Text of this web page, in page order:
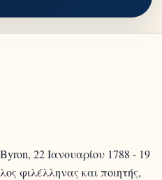
22 Ιανουαρίου 1788 - 19
φιλέλληνας και ποιητής,